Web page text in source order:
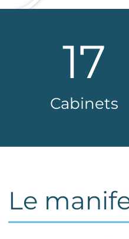
Cabinets
17
Le